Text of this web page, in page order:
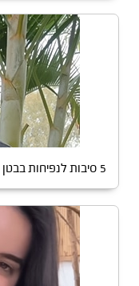
5 סיבות לנפיחות בבטן | יוני אינוז